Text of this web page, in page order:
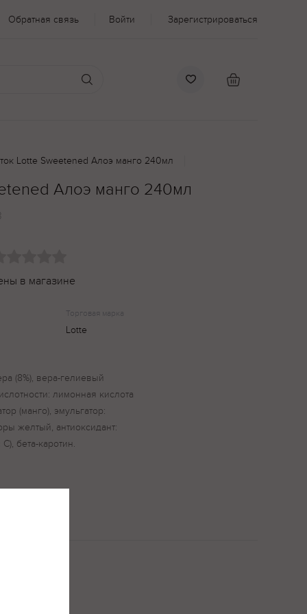
Обратная связь Войти Зарегистрироваться
Lotte Sweetened Алоэ манго 240мл
Алоэ манго 240мл
в магазине
Торговая марка
Lotte
(8%), вера-гелиевый
лимонная кислота
(манго), эмульгатор:
желтый, антиоксидант:
бета-каротин.